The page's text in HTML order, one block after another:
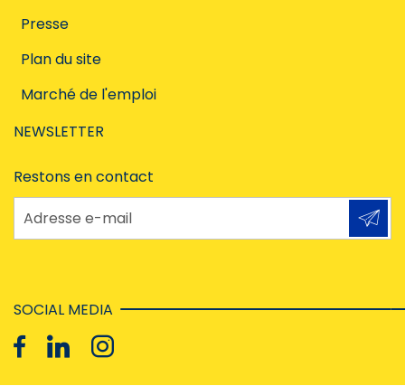
Presse
Plan du site
Marché de l'emploi
NEWSLETTER
Restons en contact
Adresse e-mail
SOCIAL MEDIA